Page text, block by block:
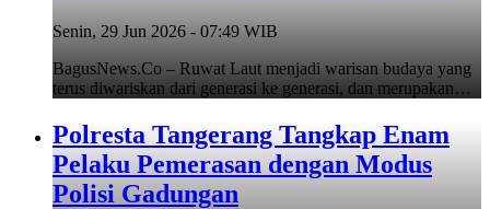
Senin, 29 Jun 2026 - 07:49 WIB
BagusNews.Co – Ruwat Laut menjadi warisan budaya yang
terus diwariskan dari generasi ke generasi, dan merupakan…
Polresta Tangerang Tangkap Enam
Pelaku Pemerasan dengan Modus
Polisi Gadungan